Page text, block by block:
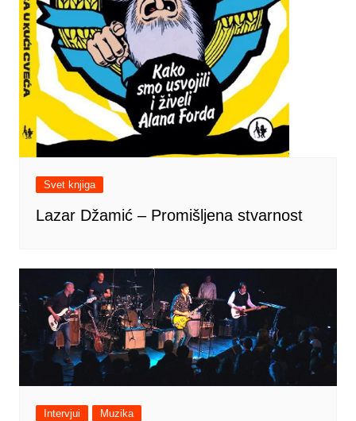
Svet knjiga
Lazar Džamić – Promišljena stvarnost
Intervjui Muzika